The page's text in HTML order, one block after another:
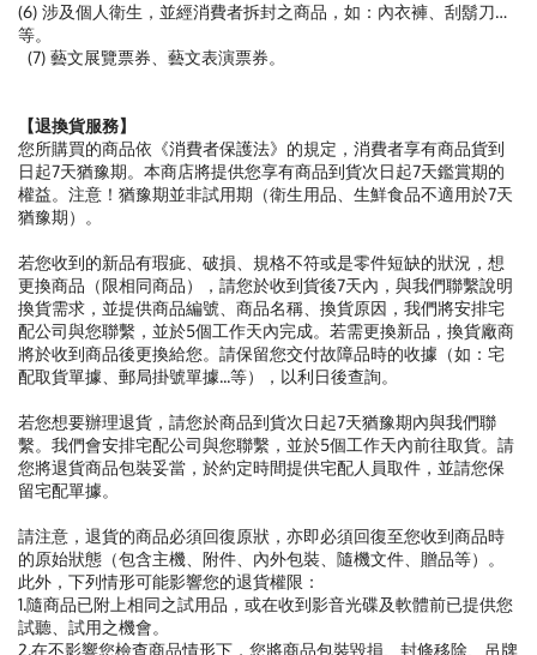
(6) 涉及個人衛生，並經消費者拆封之商品，如：內衣褲、刮鬍刀…
等。
(7) 藝文展覽票券、藝文表演票券。
【退換貨服務】
您所購買的商品依《消費者保護法》的規定，消費者享有商品貨到
日起7天猶豫期。本商店將提供您享有商品到貨次日起7天鑑賞期的
權益。注意！猶豫期並非試用期（衛生用品、生鮮食品不適用於7天
猶豫期）。
若您收到的新品有瑕疵、破損、規格不符或是零件短缺的狀況，想
更換商品（限相同商品），請您於收到貨後7天內，與我們聯繫說明
換貨需求，並提供商品編號、商品名稱、換貨原因，我們將安排宅
配公司與您聯繫，並於5個工作天內完成。若需更換新品，換貨廠商
將於收到商品後更換給您。請保留您交付故障品時的收據（如：宅
配取貨單據、郵局掛號單據...等），以利日後查詢。
若您想要辦理退貨，請您於商品到貨次日起7天猶豫期內與我們聯
繫。我們會安排宅配公司與您聯繫，並於5個工作天內前往取貨。請
您將退貨商品包裝妥當，於約定時間提供宅配人員取件，並請您保
留宅配單據。
請注意，退貨的商品必須回復原狀，亦即必須回復至您收到商品時
的原始狀態（包含主機、附件、內外包裝、隨機文件、贈品等）。
此外，下列情形可能影響您的退貨權限：
1.隨商品已附上相同之試用品，或在收到影音光碟及軟體前已提供您
試聽、試用之機會。
2.在不影響您檢查商品情形下，您將商品包裝毀損、封條移除、吊牌